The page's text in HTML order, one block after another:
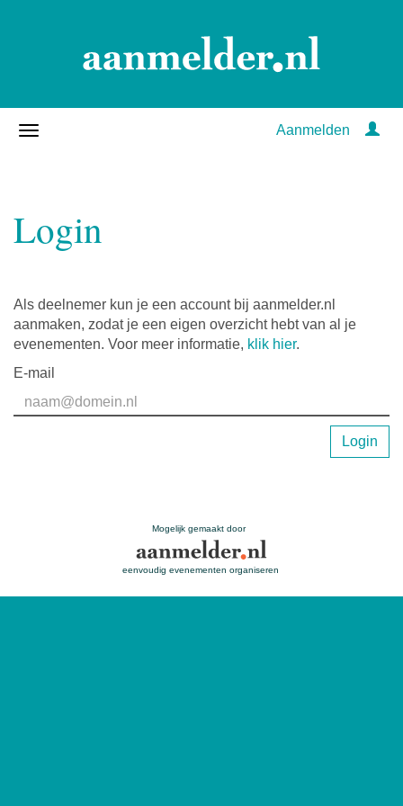
Aanmelden
Login
Als deelnemer kun je een account bij aanmelder.nl
aanmaken, zodat je een eigen overzicht hebt van al je
evenementen. Voor meer informatie, klik hier.
E-mail
Login
Mogelijk gemaakt door
eenvoudig evenementen organiseren